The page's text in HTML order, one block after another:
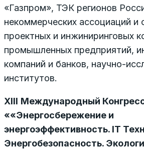
«Газпром», ТЭК регионов
некоммерческих ассоциаций и
проектных и инжиниринговых
промышленных предприятий,
компаний и банков, научно-
институтов.
XIII Международный
««Энергосбережение и
энергоэффективность. IT
Энергобезопасность.